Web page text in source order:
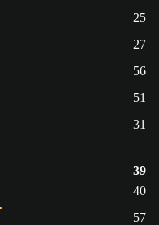
25
27
56
51
31
39
40
57